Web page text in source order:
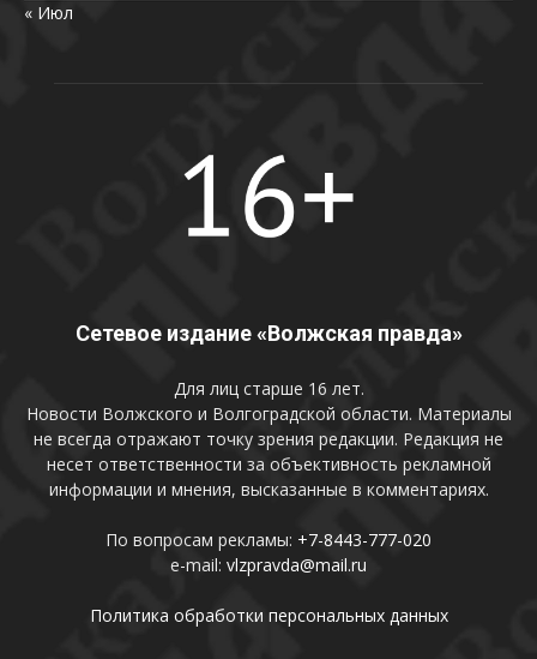
« Июл
Сетевое издание «Волжская правда»
Для лиц старше 16 лет.
Новости Волжского и Волгоградской области. Материалы
не всегда отражают точку зрения редакции. Редакция не
несет ответственности за объективность рекламной
информации и мнения, высказанные в комментариях.
По вопросам рекламы: +7-8443-777-020
e-mail: vlzpravda@mail.ru
Политика обработки персональных данных